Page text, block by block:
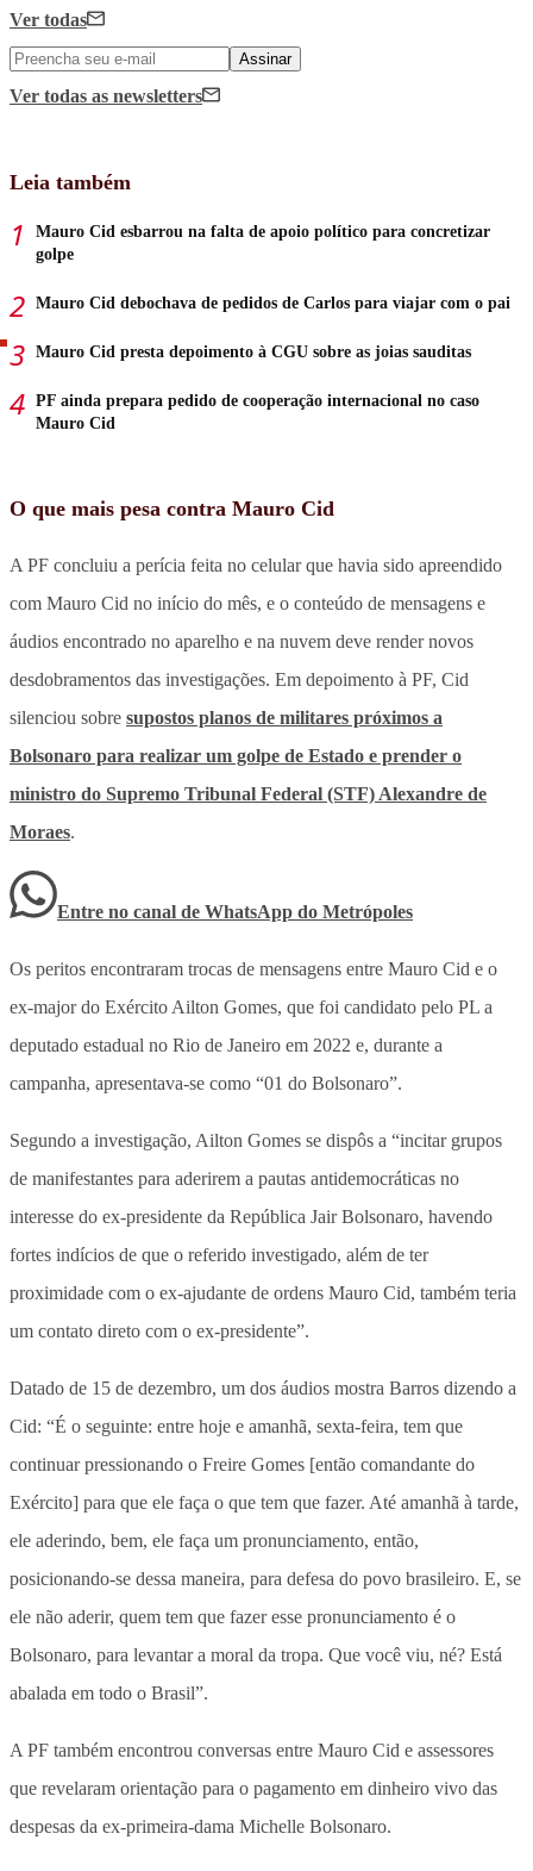
Ver todas
Assinar
Ver todas as newsletters
Leia também
Mauro Cid esbarrou na falta de apoio político para concretizar
golpe
Mauro Cid debochava de pedidos de Carlos para viajar com o pai
Mauro Cid presta depoimento à CGU sobre as joias sauditas
PF ainda prepara pedido de cooperação internacional no caso
Mauro Cid
O que mais pesa contra Mauro Cid
A PF concluiu a perícia feita no celular que havia sido apreendido
com Mauro Cid no início do mês, e o conteúdo de mensagens e
áudios encontrado no aparelho e na nuvem deve render novos
desdobramentos das investigações. Em depoimento à PF, Cid
silenciou sobre supostos planos de militares próximos a
Bolsonaro para realizar um golpe de Estado e prender o
ministro do Supremo Tribunal Federal (STF) Alexandre de
Moraes.
Entre no canal de WhatsApp do Metrópoles
Os peritos encontraram trocas de mensagens entre Mauro Cid e o
ex-major do Exército Ailton Gomes, que foi candidato pelo PL a
deputado estadual no Rio de Janeiro em 2022 e, durante a
campanha, apresentava-se como “01 do Bolsonaro”.
Segundo a investigação, Ailton Gomes se dispôs a “incitar grupos
de manifestantes para aderirem a pautas antidemocráticas no
interesse do ex-presidente da República Jair Bolsonaro, havendo
fortes indícios de que o referido investigado, além de ter
proximidade com o ex-ajudante de ordens Mauro Cid, também teria
um contato direto com o ex-presidente”.
Datado de 15 de dezembro, um dos áudios mostra Barros dizendo a
Cid: “É o seguinte: entre hoje e amanhã, sexta-feira, tem que
continuar pressionando o Freire Gomes [então comandante do
Exército] para que ele faça o que tem que fazer. Até amanhã à tarde,
ele aderindo, bem, ele faça um pronunciamento, então,
posicionando-se dessa maneira, para defesa do povo brasileiro. E, se
ele não aderir, quem tem que fazer esse pronunciamento é o
Bolsonaro, para levantar a moral da tropa. Que você viu, né? Está
abalada em todo o Brasil”.
A PF também encontrou conversas entre Mauro Cid e assessores
que revelaram orientação para o pagamento em dinheiro vivo das
despesas da ex-primeira-dama Michelle Bolsonaro.